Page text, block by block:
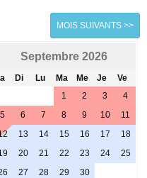
MOIS SUIVANTS >>
Septembre 2026
Di Lu Ma Me Je
Ve
1
2 3
4
5
6 7 8 9 10
11
13 14 15 16 17
18
20 21 22 23 24
25
27 28 29 30